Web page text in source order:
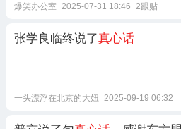
爆笑办公室 2025-07-31 18:46 2跟贴
张学良临终说了真心话
一头漂浮在北京的大妞 2025-09-19 06:32